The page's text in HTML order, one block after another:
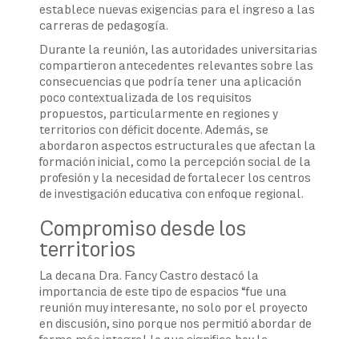
establece nuevas exigencias para el ingreso a las
carreras de pedagogía.
Durante la reunión, las autoridades universitarias
compartieron antecedentes relevantes sobre las
consecuencias que podría tener una aplicación
poco contextualizada de los requisitos
propuestos, particularmente en regiones y
territorios con déficit docente. Además, se
abordaron aspectos estructurales que afectan la
formación inicial, como la percepción social de la
profesión y la necesidad de fortalecer los centros
de investigación educativa con enfoque regional.
Compromiso desde los
territorios
La decana Dra. Fancy Castro destacó la
importancia de este tipo de espacios “fue una
reunión muy interesante, no solo por el proyecto
en discusión, sino porque nos permitió abordar de